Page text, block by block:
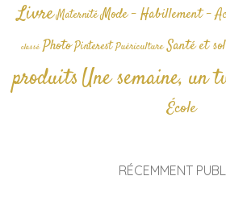
Livre Maternité Mode - Habillement -
classé Photo Pinterest Puériculture Santé et
produitsUne semaine, un
École
RÉCEMMENT